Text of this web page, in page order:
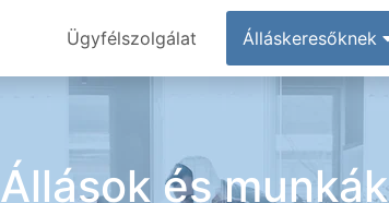
Ügyfélszolgálat Álláskeresőknek
Állások és munkák